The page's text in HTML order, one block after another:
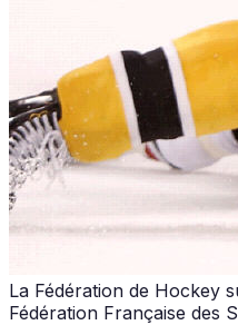
La Fédération de Hockey
Fédération Française des